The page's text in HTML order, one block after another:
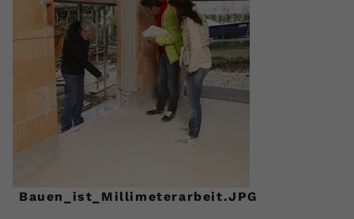
Bauen_ist_Millimeterarbeit.JPG